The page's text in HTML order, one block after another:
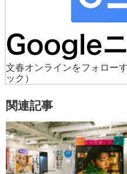
文春オンラインをフォロー
ック）
関連記事